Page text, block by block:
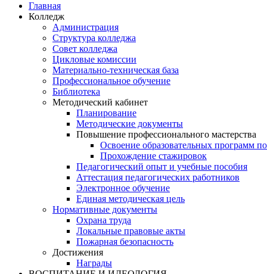
Главная
Колледж
Администрация
Структура колледжа
Совет колледжа
Цикловые комиссии
Материально-техническая база
Профессиональное обучение
Библиотека
Методический кабинет
Планирование
Методические документы
Повышение профессионального мастерства
Освоение образовательных программ
Прохождение стажировок
Педагогический опыт и учебные пособия
Аттестация педагогических работников
Электронное обучение
Единая методическая цель
Нормативные документы
Охрана труда
Локальные правовые акты
Пожарная безопасность
Достижения
Награды